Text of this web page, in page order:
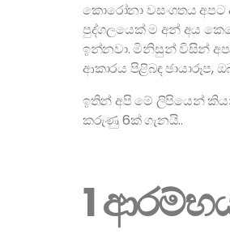
කොරෝනා වසංගතය අපට
පුද්ගලයෙක් ම අන් අය
ඉන්නවා. මිනිසුන් විසින්
ආකාරය පිළිබඳ ඡායාරූප,
ඉතින් අපි මේ ලිපියෙන්
කරුණු 6ක් ගැනයි..
1